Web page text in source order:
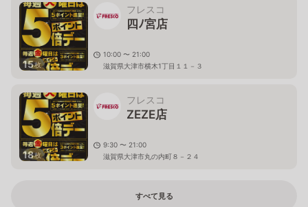
15枚
フレスコ
四ﾉ宮店
10:00 〜 21:00
滋賀県大津市横木1丁目１１－３
18枚
フレスコ
ZEZE店
9:30 〜 21:00
滋賀県大津市丸の内町８－２４
すべて見る